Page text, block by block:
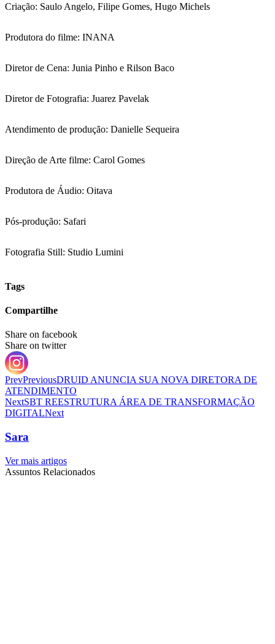
Criação: Saulo Angelo, Filipe Gomes, Hugo Michels
Produtora do filme: INANA
Diretor de Cena: Junia Pinho e Rilson Baco
Diretor de Fotografia: Juarez Pavelak
Atendimento de produção: Danielle Sequeira
Direção de Arte filme: Carol Gomes
Produtora de Áudio: Oitava
Pós-produção: Safari
Fotografia Still: Studio Lumini
Tags
Compartilhe
Share on facebook
Share on twitter
PrevPreviousDRUID ANUNCIA SUA NOVA DIRETORA DE
ATENDIMENTO
NextSBT REESTRUTURA ÁREA DE TRANSFORMAÇÃO
DIGITALNext
Sara
Ver mais artigos
Assuntos Relacionados